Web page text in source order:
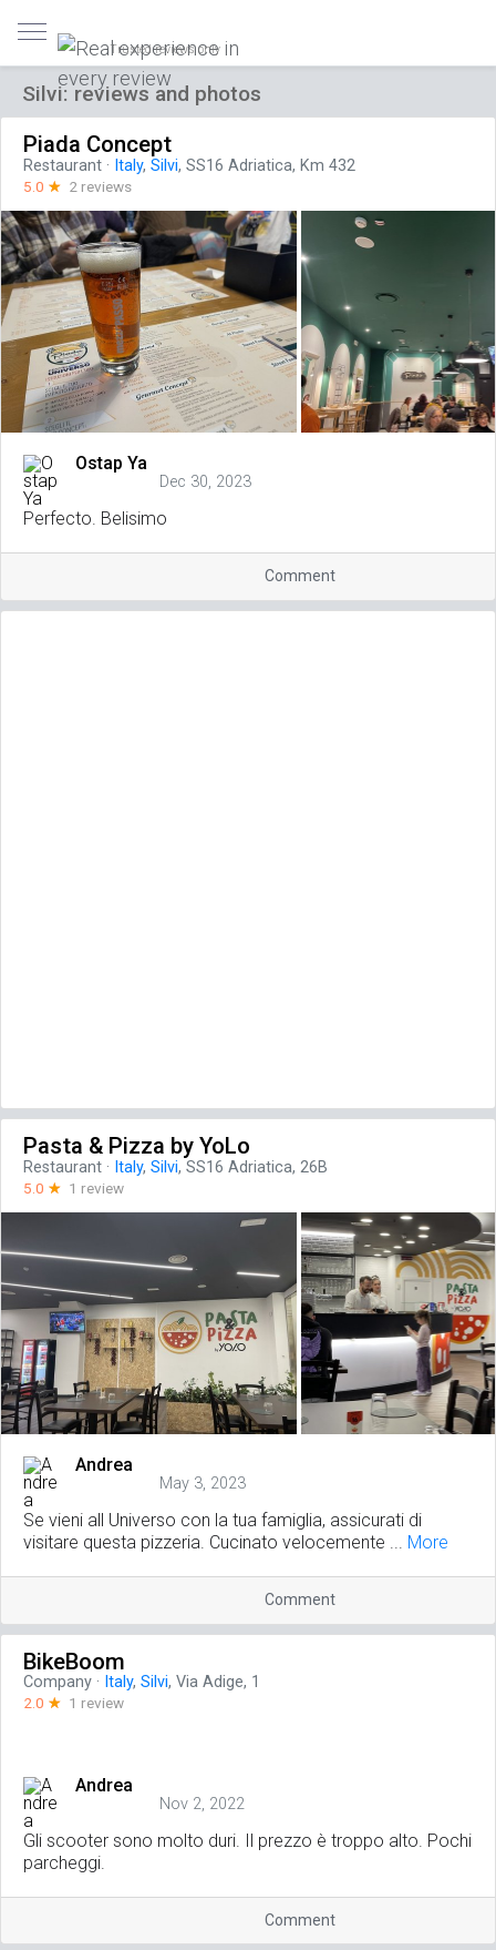
Trusted reviews only
Silvi: reviews and photos
Piada Concept
Restaurant · Italy, Silvi, SS16 Adriatica, Km 432
5.0 ☆ 2 reviews
Ostap Ya
Dec 30, 2023
Perfecto. Belisimo
Comment
Pasta & Pizza by YoLo
Restaurant · Italy, Silvi, SS16 Adriatica, 26B
5.0 ☆ 1 review
Andrea
May 3, 2023
Se vieni all Universo con la tua famiglia, assicurati di
visitare questa pizzeria. Cucinato velocemente ... More
Comment
BikeBoom
Company · Italy, Silvi, Via Adige, 1
2.0 ☆ 1 review
Andrea
Nov 2, 2022
Gli scooter sono molto duri. Il prezzo è troppo alto. Pochi
parcheggi.
Comment